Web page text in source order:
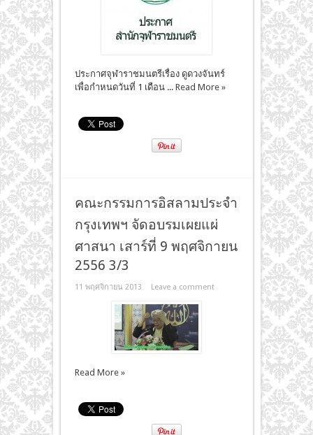
ประกาศจุฬาราชมนตรีเรื่อง ดูดวงจันทร์
เพื่อกำหนดวันที่ 1 เดือน ... Read More »
คณะกรรมการอิสลามประจำ
กรุงเทพฯ จัดอบรมเผยแผ่
ศาสนา เสาร์ที่ 9 พฤศจิกายน
2556 3/3
11 พฤศจิกายน 2013 Leave a comment
Read More »